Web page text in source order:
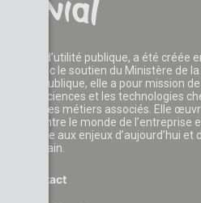
d’utilité publique, a été créée
et avec le soutien du Ministère de la
d’utilité publique, elle a pour mission de
les sciences et les technologies
les métiers associés. Elle
entre le monde de l’entreprise
faire face aux enjeux d’aujourd’hui et
demain.
Contact